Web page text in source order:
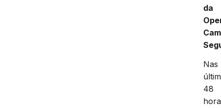
da
Nas
48